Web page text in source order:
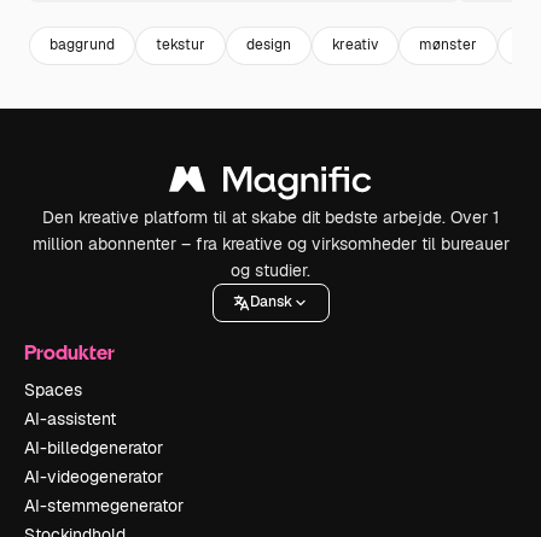
baggrund tekstur design kreativ mønster
Den kreative platform til at skabe dit bedste arbejde. Over 1
million abonnenter – fra kreative og virksomheder til bureauer
og studier.
Dansk
Produkter
Spaces
AI-assistent
AI-billedgenerator
AI-videogenerator
AI-stemmegenerator